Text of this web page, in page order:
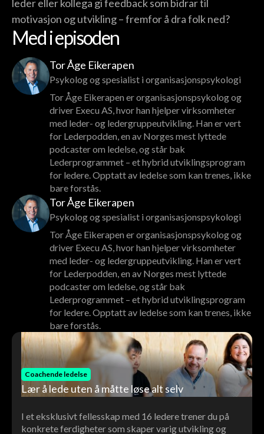
leder eller kollega gi feedback som bidrar til
motivasjon og utvikling – fremfor å dra folk ned?
Med i episoden
Tor Åge Eikerapen
Psykolog og spesialist i organisasjonspsykologi
Tor Åge Eikerapen er organisasjonspsykolog og
driver Execu AS, hvor han hjelper virksomheter
med leder- og ledergruppeutvikling. Han er vert
for Lederpodden, en av Norges mest lyttede
podcaster om ledelse, og står bak
Lederprogrammet – et hybrid utviklingsprogram
for ledere. Opptatt av ledelse som kan trenes, ikke
bare forstås.
Tor Åge Eikerapen
Psykolog og spesialist i organisasjonspsykologi
Tor Åge Eikerapen er organisasjonspsykolog og
driver Execu AS, hvor han hjelper virksomheter
med leder- og ledergruppeutvikling. Han er vert
for Lederpodden, en av Norges mest lyttede
podcaster om ledelse, og står bak
Lederprogrammet – et hybrid utviklingsprogram
for ledere. Opptatt av ledelse som kan trenes, ikke
bare forstås.
Coachende ledelse
Lær å lede uten å måtte løse alt selv
I et eksklusivt fellesskap med 16 ledere trener du på
konkrete ferdigheter som skaper varig utvikling og